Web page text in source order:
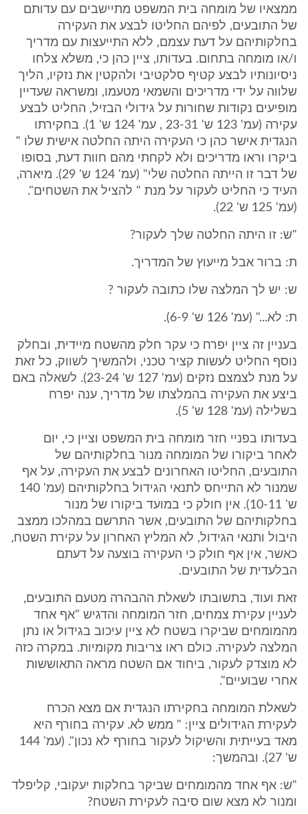
ממצאיו של מומחה בית המשפט מתיישבים עם עדותם
של התובעים, לפיהם החליטו לבצע את העקירה
בחלקותיהם על דעת עצמם, ללא התייעצות עם מדריך
ו/או מומחה בתחום. בעדותו, ציין כהן כי, משלא צלחו
ניסיונותיו לבצע קטיף סלקטיבי ולהקטין את נזקיו, הליך
שלווה על ידי מדריכים והשמאי מטעמו, ומשראה שעדיין
מופיעים נקודות שחורות על גידולי הבזיל, החליט לבצע
עקירה (עמ' 123 ש' 23-31 , עמ' 124 ש' 1). בחקירתו
הנגדית אישר כהן כי העקירה היתה החלטה אישית שלו "
ביקרו וראו מדריכים ולא לקחתי מהם חוות דעת, בסופו
של דבר זו הייתה החלטה שלי" (עמ' 124 ש' 29). מיארה,
העיד כי החליט לעקור על מנת " להציל את השטחים".
(עמ' 125 ש' 22).
"ש: זו היתה החלטה שלך לעקור?
ת: ברור אבל מייעוץ של המדריך.
ש: יש לך המלצה שלו כתובה לעקור ?
ת: לא..." (עמ' 126 ש' 6-9).
בעניין זה ציין יפרח כי עקר חלק מהשטח מיידית, ובחלק
נוסף החליט לעשות קציר טכני, ולהמשיך לשווק, כל זאת
על מנת לצמצם נזקים (עמ' 127 ש' 23-24). לשאלה באם
ביצע את העקירה בהמלצתו של מדריך, ענה יפרח
בשלילה (עמ' 128 ש' 5).
בעדותו בפניי חזר מומחה בית המשפט וציין כי, יום
לאחר ביקורו של המומחה מנור בחלקותיהם של
התובעים, החליטו האחרונים לבצע את העקירה, על אף
שמנור לא התייחס לתנאי הגידול בחלקותיהם (עמ' 140
ש' 10-11). אין חולק כי במועד ביקורו של מנור
בחלקותיהם של התובעים, אשר התרשם במהלכו ממצב
היבול ותנאי הגידול, לא המליץ האחרון על עקירת השטח,
כאשר, אין אף חולק כי העקירה בוצעה על דעתם
הבלעדית של התובעים.
זאת ועוד, בתשובתו לשאלת ההבהרה מטעם התובעים,
לעניין עקירת צמחים, חזר המומחה והדגיש "אף אחד
מהמומחים שביקרו בשטח לא ציין עיכוב בגידול או נתן
המלצה לעקירה. כולם ראו צריבות מקומיות. במקרה כזה
לא מוצדק לעקור, ביחוד אם השטח מראה התאוששות
אחרי שבועיים".
לשאלת המומחה בחקירתו הנגדית אם מצא הכרח
לעקירת הגידולים ציין: " ממש לא. עקירה בחורף היא
מאד בעייתית והשיקול לעקור בחורף לא נכון". (עמ' 144
ש' 27). ובהמשך:
"ש: אף אחד מהמומחים שביקר בחלקות יעקובי, קליפלד
ומנור לא מצא שום סיבה לעקירת השטח?